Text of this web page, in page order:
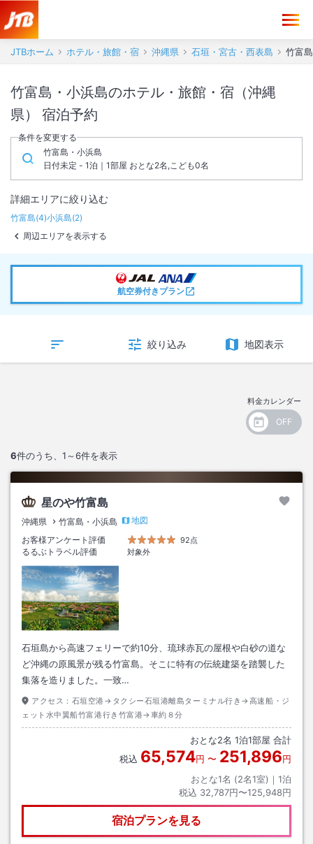
JTBホーム ホテル・旅館・宿 沖縄県 石垣・宮古・西表島 竹富
竹富島・小浜島のホテル・旅館・宿（沖縄
県） 宿泊予約
条件を変更する
竹富島・小浜島
日付未定 - 1泊｜1部屋 おとな2名,こども0名
詳細エリアに絞り込む
竹富島(4)小浜島(2)
周辺エリアを表示する
航空券付きプラン
絞り込み 地図表示
料金カレンダー
6件のうち、 1～6件を表示
星のや竹富島
沖縄県 竹富島・小浜島
地図
お客様アンケート評価
92点
るるぶトラベル評価 対象外
石垣島から高速フェリーで約10分、琉球赤瓦の屋根や白砂の道な
ど沖縄の原風景が残る竹富島。そこに特有の伝統建築を踏襲した
集落を造りました。一致…
アクセス： 石垣空港→タクシー石垣港離島ターミナル行き→高速船・ジ
ェット水中翼船竹富港行き竹富港→車約８分
おとな2名 1泊1部屋 合計
税込 65,574円 〜 251,896円
おとな1名 (2名1室)｜ 1泊
税込 32,787円〜125,948円
宿泊プランを見る